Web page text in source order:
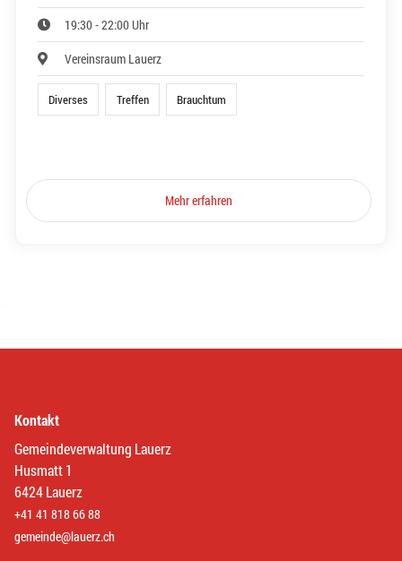
19:30 - 22:00 Uhr
Vereinsraum Lauerz
Diverses Treffen Brauchtum
Mehr erfahren
Kontakt
Gemeindeverwaltung Lauerz
Husmatt 1
6424 Lauerz
+41 41 818 66 88
gemeinde@lauerz.ch